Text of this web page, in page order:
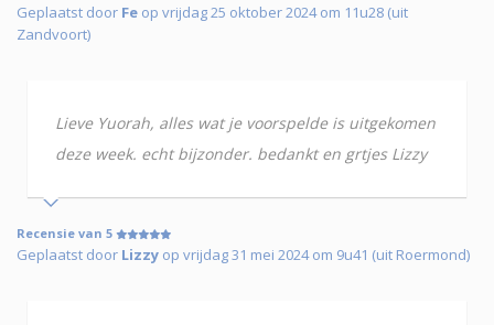
Geplaatst door Fe op vrijdag 25 oktober 2024 om 11u28 (uit
Zandvoort)
Lieve Yuorah, alles wat je voorspelde is uitgekomen
deze week. echt bijzonder. bedankt en grtjes Lizzy
Recensie van 5
Geplaatst door Lizzy op vrijdag 31 mei 2024 om 9u41 (uit Roermond)